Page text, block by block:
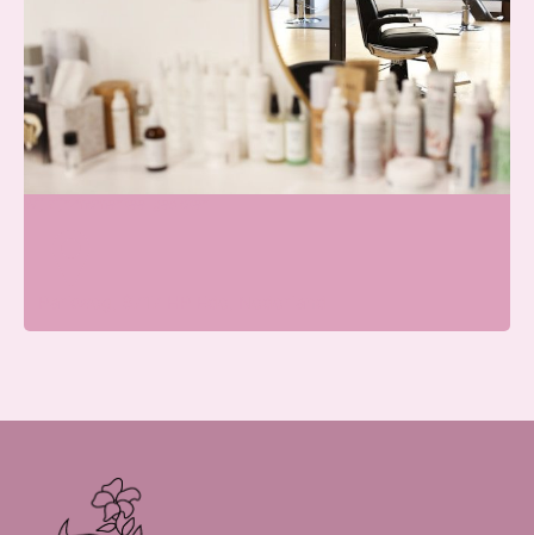
Blissfullcare